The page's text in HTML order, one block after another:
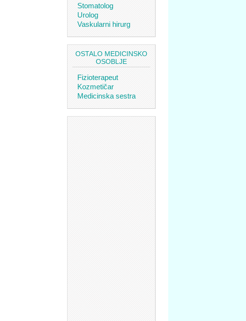
Stomatolog
Urolog
Vaskularni hirurg
OSTALO MEDICINSKO
OSOBLJE
Fizioterapeut
Kozmetičar
Medicinska sestra